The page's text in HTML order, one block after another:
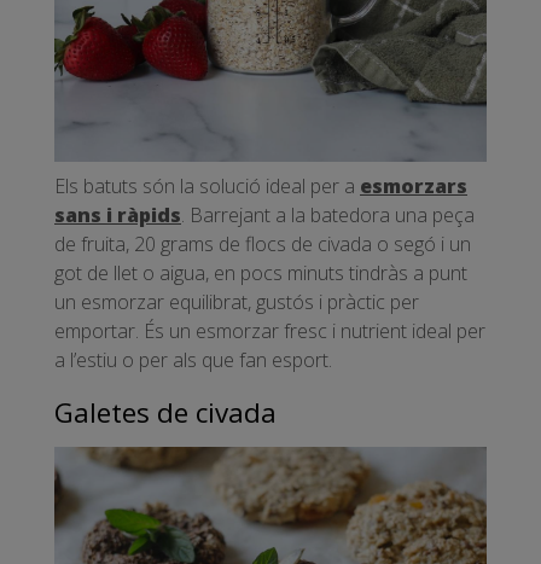
Els batuts són la solució ideal per a esmorzars
sans i ràpids. Barrejant a la batedora una peça
de fruita, 20 grams de flocs de civada o segó i un
got de llet o aigua, en pocs minuts tindràs a punt
un esmorzar equilibrat, gustós i pràctic per
emportar. És un esmorzar fresc i nutrient ideal per
a l’estiu o per als que fan esport.
Galetes de civada